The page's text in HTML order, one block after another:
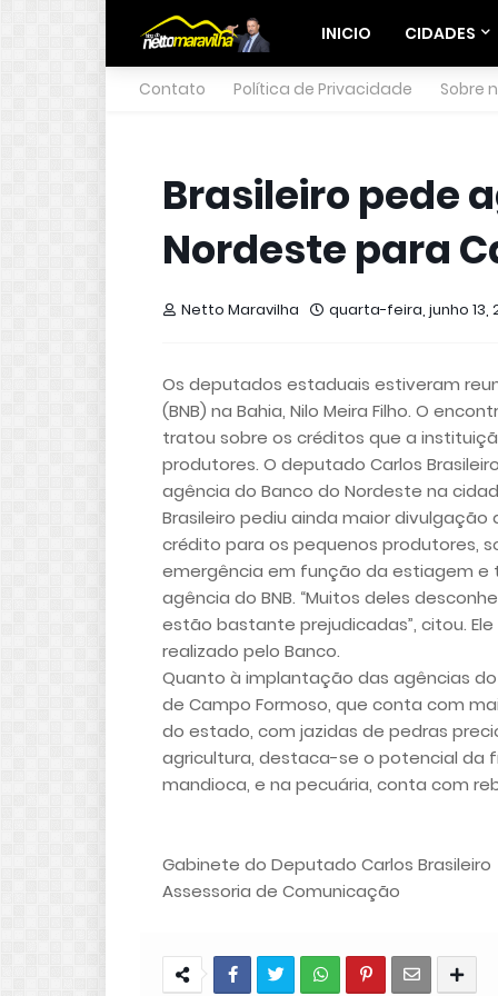
INICIO CIDADES
Contato Política de Privacidade Sobre
Brasileiro pede
Nordeste para
Netto Maravilha quarta-feira, junho 13,
Os deputados estaduais estiveram
(BNB) na Bahia, Nilo Meira Filho. O
tratou sobre os créditos que a
produtores. O deputado Carlos
agência do Banco do Nordeste na
Brasileiro pediu ainda maior
crédito para os pequenos produtores,
emergência em função da estiagem
agência do BNB. “Muitos deles
estão bastante prejudicadas”, citou.
realizado pelo Banco.
Quanto à implantação das agências
de Campo Formoso, que conta com
do estado, com jazidas de pedras
agricultura, destaca-se o potencial da
mandioca, e na pecuária, conta com
Gabinete do Deputado Carlos Brasileiro
Assessoria de Comunicação